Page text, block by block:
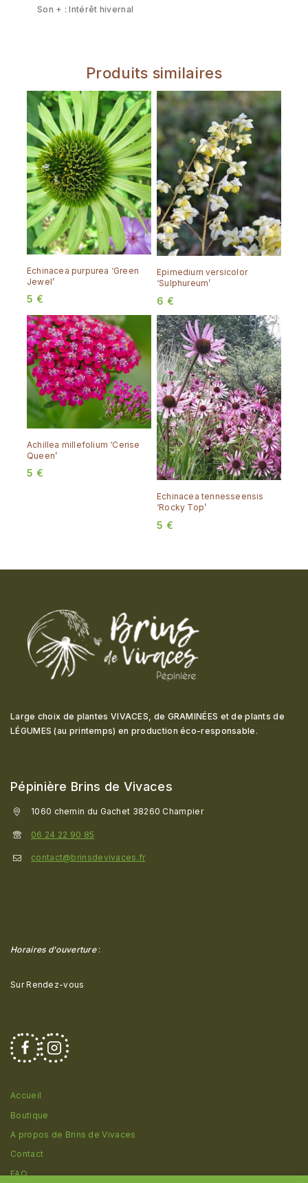
Son + : Intérêt hivernal
Produits similaires
Echinacea purpurea ‘Green
Jewel’
5 €
Epimedium versicolor
‘Sulphureum’
6 €
Achillea millefolium ‘Cerise
Queen’
5 €
Echinacea tennesseensis
‘Rocky Top’
5 €
Large choix de plantes VIVACES, de GRAMINÉES et de plants de
LÉGUMES (au printemps) en production éco-responsable .
Pépinière Brins de Vivaces
1060 chemin du Gachet 38260 Champier
06 24 22 90 85
contact@brinsdevivaces.fr
Horaires d'ouverture:
Sur Rendez-vous
Accueil
Boutique
A propos de Brins de Vivaces
Contact
FAQ